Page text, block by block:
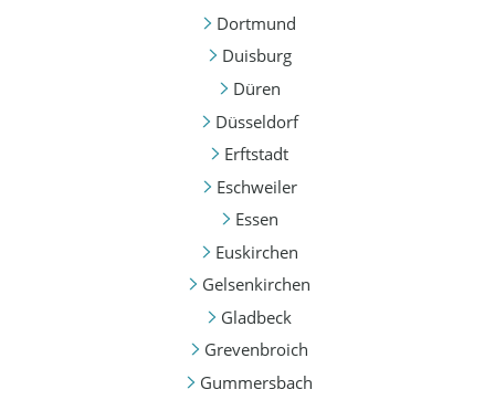
Dortmund
Duisburg
Düren
Düsseldorf
Erftstadt
Eschweiler
Essen
Euskirchen
Gelsenkirchen
Gladbeck
Grevenbroich
Gummersbach